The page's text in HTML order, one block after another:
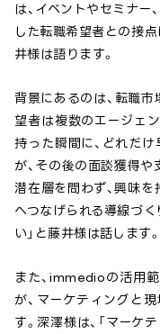
は、イベントやセミナー
した転職希望者との接
井様は語ります。
背景にあるのは、転職
望者は複数のエージェ
持った瞬間に、どれだ
が、その後の面談獲得や
潜在層を問わず、興味
へつなげられる導線づ
い」と藤井様は話します。
また、immedioの活用
が、マーケティングと
す。深澤様は、「マーケ